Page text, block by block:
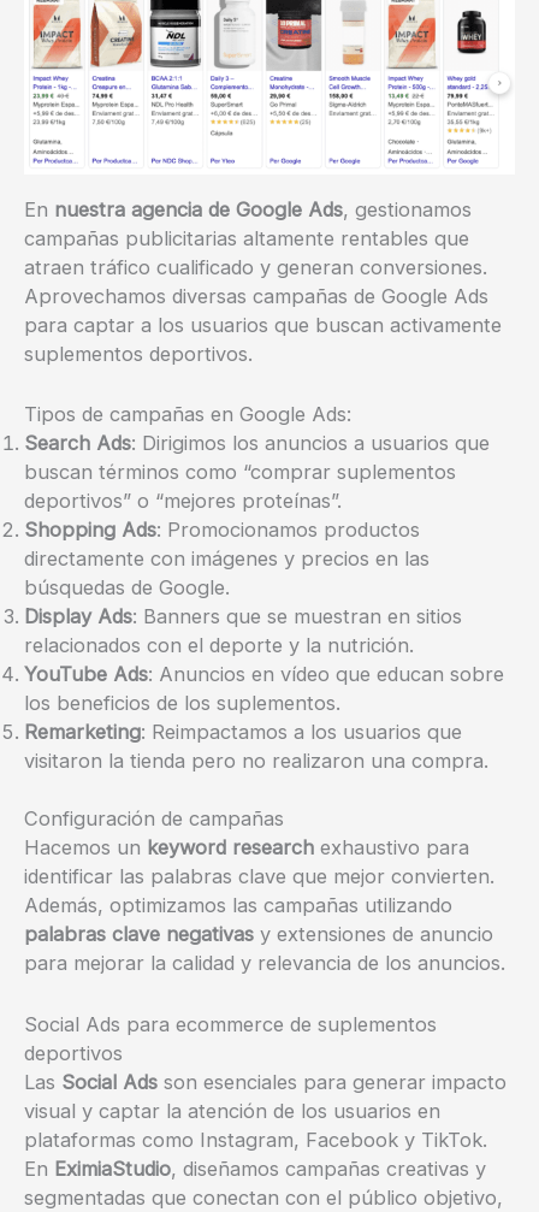
En nuestra agencia de Google Ads, gestionamos
campañas publicitarias altamente rentables que
atraen tráfico cualificado y generan conversiones.
Aprovechamos diversas campañas de Google Ads
para captar a los usuarios que buscan activamente
suplementos deportivos.
Tipos de campañas en Google Ads:
Search Ads: Dirigimos los anuncios a usuarios que
buscan términos como “comprar suplementos
deportivos” o “mejores proteínas”.
Shopping Ads: Promocionamos productos
directamente con imágenes y precios en las
búsquedas de Google.
Display Ads: Banners que se muestran en sitios
relacionados con el deporte y la nutrición.
YouTube Ads: Anuncios en vídeo que educan sobre
los beneficios de los suplementos.
Remarketing: Reimpactamos a los usuarios que
visitaron la tienda pero no realizaron una compra.
Configuración de campañas
Hacemos un keyword research exhaustivo para
identificar las palabras clave que mejor convierten.
Además, optimizamos las campañas utilizando
palabras clave negativas y extensiones de anuncio
para mejorar la calidad y relevancia de los anuncios.
Social Ads para ecommerce de suplementos
deportivos
Las Social Ads son esenciales para generar impacto
visual y captar la atención de los usuarios en
plataformas como Instagram, Facebook y TikTok.
En EximiaStudio, diseñamos campañas creativas y
segmentadas que conectan con el público objetivo,